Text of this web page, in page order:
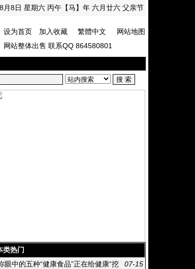
月8日 星期六 丙午【马】年 六月廿六 父亲节
设为首页 加入收藏 繁體中文
网站地图
网站整体出售 联系QQ 864580801
类热门
07-15
眼中的五种“健康食品”正在给健康“挖